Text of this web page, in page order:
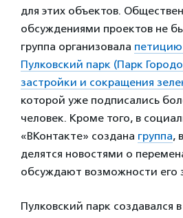
для этих объектов.
обсуждениями проектов не
группа организовала
Пулковский парк (Парк
застройки и сокращения
которой уже подписались
человек. Кроме того, в
«ВКонтакте» создана группа,
делятся новостями о
обсуждают возможности его
Пулковский парк создавался